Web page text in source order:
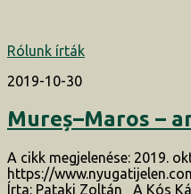
Rólunk írták
2019-10-30
Mureș–Maros –
A cikk megjelenése: 2019.
https://
Írta: Pataki Zoltán A Kós